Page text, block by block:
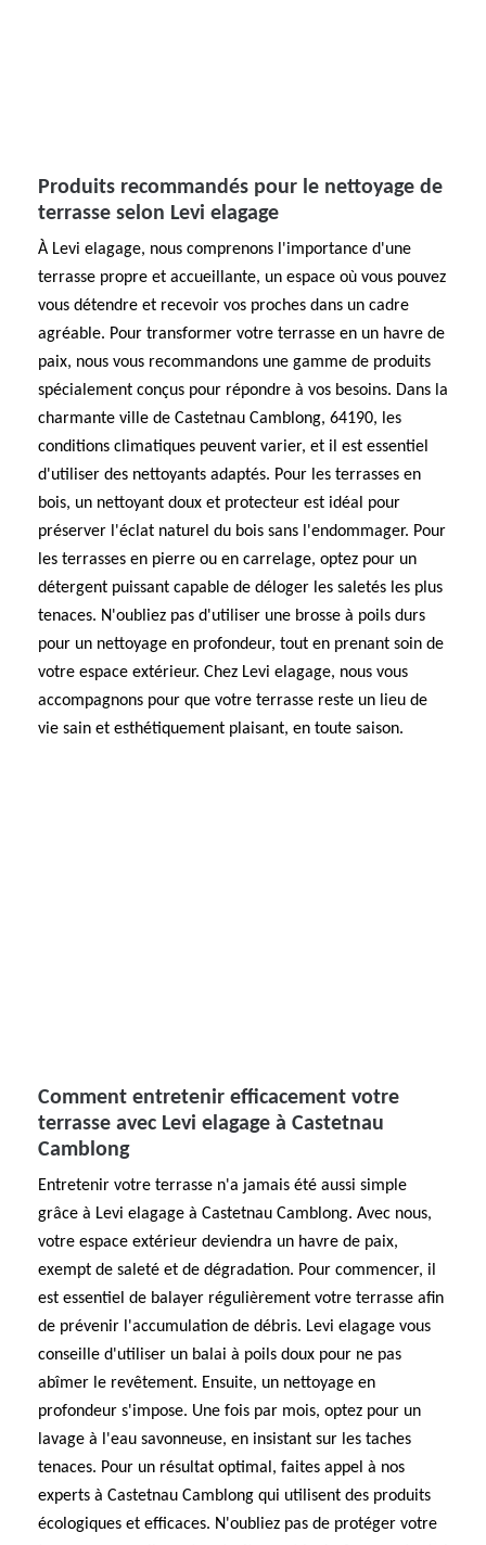
Produits recommandés pour le nettoyage de
terrasse selon Levi elagage
À Levi elagage, nous comprenons l'importance d'une
terrasse propre et accueillante, un espace où vous pouvez
vous détendre et recevoir vos proches dans un cadre
agréable. Pour transformer votre terrasse en un havre de
paix, nous vous recommandons une gamme de produits
spécialement conçus pour répondre à vos besoins. Dans la
charmante ville de Castetnau Camblong, 64190, les
conditions climatiques peuvent varier, et il est essentiel
d'utiliser des nettoyants adaptés. Pour les terrasses en
bois, un nettoyant doux et protecteur est idéal pour
préserver l'éclat naturel du bois sans l'endommager. Pour
les terrasses en pierre ou en carrelage, optez pour un
détergent puissant capable de déloger les saletés les plus
tenaces. N'oubliez pas d'utiliser une brosse à poils durs
pour un nettoyage en profondeur, tout en prenant soin de
votre espace extérieur. Chez Levi elagage, nous vous
accompagnons pour que votre terrasse reste un lieu de
vie sain et esthétiquement plaisant, en toute saison.
Comment entretenir efficacement votre
terrasse avec Levi elagage à Castetnau
Camblong
Entretenir votre terrasse n'a jamais été aussi simple
grâce à Levi elagage à Castetnau Camblong. Avec nous,
votre espace extérieur deviendra un havre de paix,
exempt de saleté et de dégradation. Pour commencer, il
est essentiel de balayer régulièrement votre terrasse afin
de prévenir l'accumulation de débris. Levi elagage vous
conseille d'utiliser un balai à poils doux pour ne pas
abîmer le revêtement. Ensuite, un nettoyage en
profondeur s'impose. Une fois par mois, optez pour un
lavage à l'eau savonneuse, en insistant sur les taches
tenaces. Pour un résultat optimal, faites appel à nos
experts à Castetnau Camblong qui utilisent des produits
écologiques et efficaces. N'oubliez pas de protéger votre